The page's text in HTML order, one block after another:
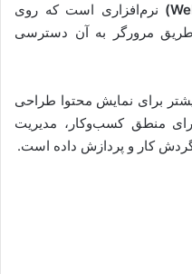
نرم‌افزاری است که روی
مرورگر به آن دسترسی
برای نمایش محتوا طراحی
منطق کسب‌وکار، مدیریت
گردش کار و پردازش داده است.